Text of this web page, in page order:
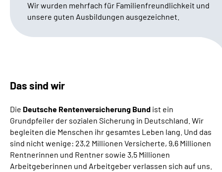
Sozialdienste & Zuweisende
Wir wurden mehrfach für Familienfreundlichkeit und
unsere guten Ausbildungen ausgezeichnet.
Das sind wir
Die Deutsche Rentenversicherung Bund ist ein
Grundpfeiler der sozialen Sicherung in Deutschland. Wir
begleiten die Menschen ihr gesamtes Leben lang. Und das
sind nicht wenige: 23,2 Millionen Versicherte, 9,6 Millionen
Rentnerinnen und Rentner sowie 3,5 Millionen
Arbeitgeberinnen und Arbeitgeber verlassen sich auf uns.